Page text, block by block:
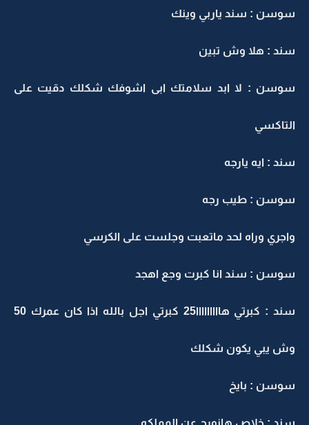
سوسن : سند ياربي وينك
سند : هلا وش تبين
سوسن : لا ابد سلامتك ابى اشوفك شكلك دقيت على
التاكسي
سند : ايه يارجه
سوسن : طيب رجه
واجري وراه لحد ماتعبت وجلست على الكرسي
سوسن : سند انا كبرت وجع اهجد
سند : كبرتي هااااااااا25 كبرتي اجل بالله اذا كان عمرك 50
وش يبي يكون شكلك
سوسن : بايخ
سند : خلاص هانورح عن المملكه